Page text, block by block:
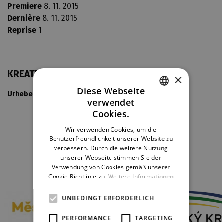
Premiere 8. 11. 2015
Dernière 8. 11. 2015
Reprise 1
KREATIV
Urheber von Musik: různí
THEATERPARTNER
GERMAN
×
Diese Webseite
verwendet
Cookies.
Wir verwenden Cookies, um die
Benutzerfreundlichkeit unserer Website zu
verbessern. Durch die weitere Nutzung
unserer Webseite stimmen Sie der
Verwendung von Cookies gemäß unserer
Cookie-Richtlinie zu. Weitere Informationen
UNBEDINGT ERFORDERLICH
PERFORMANCE TARGETING